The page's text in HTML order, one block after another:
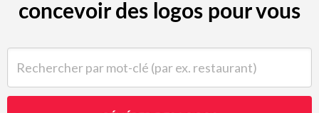
concevoir des logos pour vous